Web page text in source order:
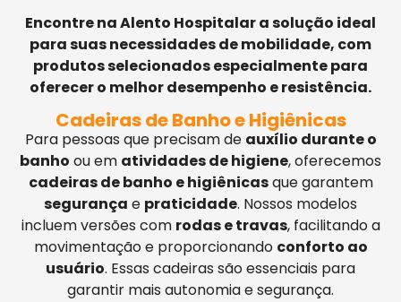
Encontre na Alento Hospitalar a solução ideal
para suas necessidades de mobilidade, com
produtos selecionados especialmente para
oferecer o melhor desempenho e resistência.
Cadeiras de Banho e Higiênicas
Para pessoas que precisam de auxílio durante o
banho ou em atividades de higiene, oferecemos
cadeiras de banho e higiênicasque garantem
segurança e praticidade. Nossos modelos
incluem versões com rodas e travas, facilitando a
movimentação e proporcionando conforto ao
usuário. Essas cadeiras são essenciais para
garantir mais autonomia e segurança.